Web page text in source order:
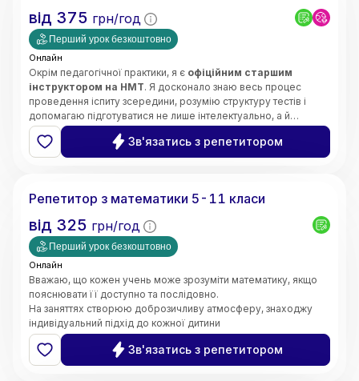
від 375 грн/год
Перший урок безкоштовно
Онлайн
Окрім педагогічної практики, я є офіційним старшим
інструктором на НМТ. Я досконало знаю весь процес
проведення іспиту зсередини, розумію структуру тестів і
допомагаю підготуватися не лише інтелектуально, а й
психологічно — без страху та паніки.
Щиро люблю свій предмет і люблю своїх учнів. Моє головне
завдання —
зробити все важке, складне та страшне в
математиці легким, простим і зрозумілим для вашої
роками системою:
Приклади(наочний розбір) ➡️
(до
повної впевненості учня).
Зв'язатись з репетитором
Репетитор з математики 5-11 класи
від 325 грн/год
Перший урок безкоштовно
Онлайн
Вважаю, що кожен учень може зрозуміти математику, якщо
пояснювати її доступно та послідовно.
На заняттях створюю доброзичливу атмосферу, знаходжу
індивідуальний підхід до кожної дитини
та пояснюю навіть складні теми простими словами. Моє
завдання — не лише допомогти отримати високі оцінки,
а й сформувати логічне мислення, впевненість у власних
Зв'язатись з репетитором